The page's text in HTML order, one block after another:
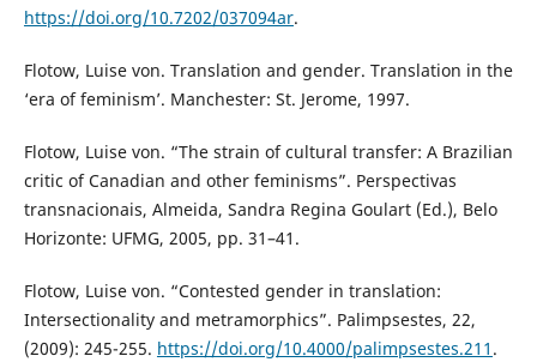
https://doi.org/10.7202/037094ar.
Flotow, Luise von. Translation and gender. Translation in the
‘era of feminism’. Manchester: St. Jerome, 1997.
Flotow, Luise von. “The strain of cultural transfer: A Brazilian
critic of Canadian and other feminisms”. Perspectivas
transnacionais, Almeida, Sandra Regina Goulart (Ed.), Belo
Horizonte: UFMG, 2005, pp. 31–41.
Flotow, Luise von. “Contested gender in translation:
Intersectionality and metramorphics”. Palimpsestes, 22,
(2009): 245-255. https://doi.org/10.4000/palimpsestes.211 .